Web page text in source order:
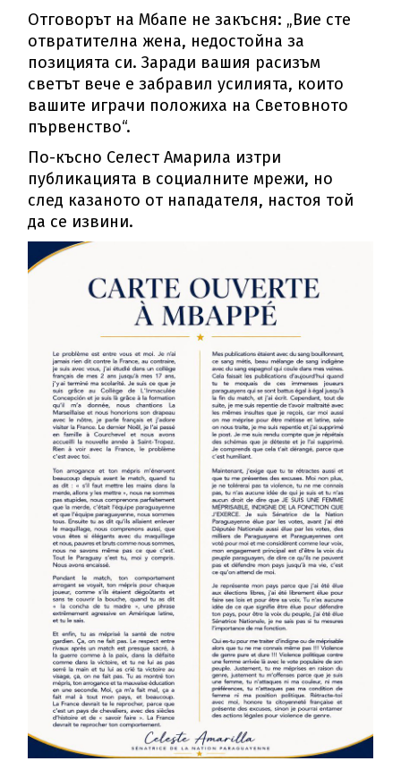
Отговорът на Мбапе не закъсня: „Вие сте
отвратителна жена, недостойна за
позицията си. Заради вашия расизъм
светът вече е забравил усилията, които
вашите играчи положиха на Световното
първенство“.
По-късно Селест Амарила изтри
публикацията в социалните мрежи, но
след казаното от нападателя, настоя той
да се извини.